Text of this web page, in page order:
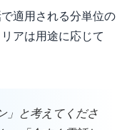
適用される分単位の
アは用途に応じて
」と考えてくださ